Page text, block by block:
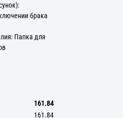
брака
Папка для
161.84
161.84